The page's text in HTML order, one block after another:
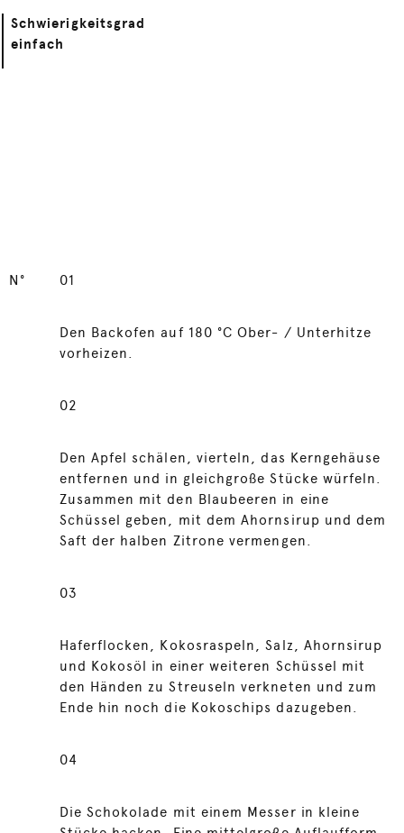
Schwierigkeitsgrad
einfach
N° 01
Den Backofen auf 180 °C Ober- / Unterhitze
vorheizen.
02
Den Apfel schälen, vierteln, das Kerngehäuse
entfernen und in gleichgroße Stücke würfeln.
Zusammen mit den Blaubeeren in eine
Schüssel geben, mit dem Ahornsirup und dem
Saft der halben Zitrone vermengen.
03
Haferflocken, Kokosraspeln, Salz, Ahornsirup
und Kokosöl in einer weiteren Schüssel mit
den Händen zu Streuseln verkneten und zum
Ende hin noch die Kokoschips dazugeben.
04
Die Schokolade mit einem Messer in kleine